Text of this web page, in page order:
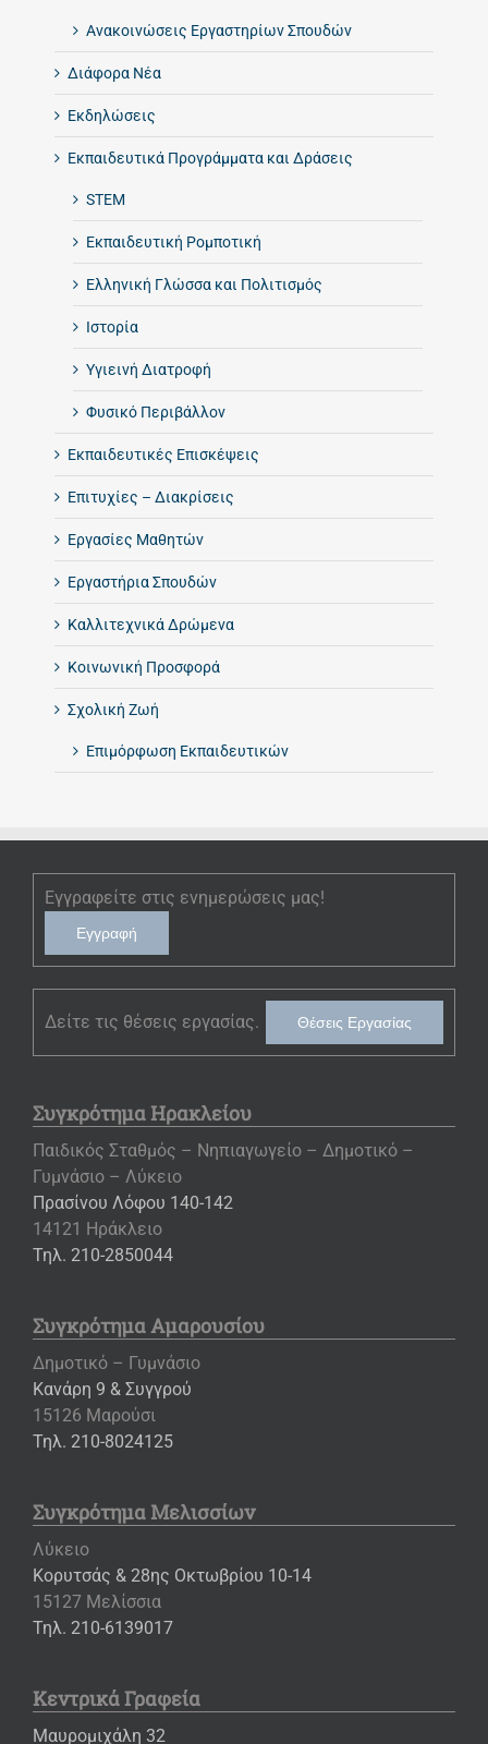
Ανακοινώσεις Εργαστηρίων Σπουδών
Διάφορα Νέα
Εκδηλώσεις
Εκπαιδευτικά Προγράμματα και Δράσεις
STEM
Εκπαιδευτική Ρομποτική
Ελληνική Γλώσσα και Πολιτισμός
Ιστορία
Υγιεινή Διατροφή
Φυσικό Περιβάλλον
Εκπαιδευτικές Επισκέψεις
Επιτυχίες – Διακρίσεις
Εργασίες Μαθητών
Εργαστήρια Σπουδών
Καλλιτεχνικά Δρώμενα
Κοινωνική Προσφορά
Σχολική Ζωή
Επιμόρφωση Εκπαιδευτικών
Εγγραφείτε στις ενημερώσεις μας!
Εγγραφή
Δείτε τις θέσεις εργασίας. Θέσεις Εργασίας
Συγκρότημα Ηρακλείου
Παιδικός Σταθμός – Νηπιαγωγείο – Δημοτικό –
Γυμνάσιο – Λύκειο
Πρασίνου Λόφου 140-142
14121 Ηράκλειο
Τηλ. 210-2850044
Συγκρότημα Αμαρουσίου
Δημοτικό – Γυμνάσιο
Κανάρη 9 & Συγγρού
15126 Μαρούσι
Τηλ. 210-8024125
Συγκρότημα Μελισσίων
Λύκειο
Κορυτσάς & 28ης Οκτωβρίου 10-14
15127 Μελίσσια
Τηλ. 210-6139017
Κεντρικά Γραφεία
Μαυρομιχάλη 32